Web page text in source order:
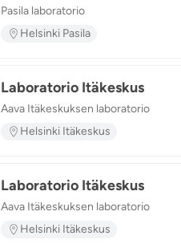
Pasila laboratorio
Helsinki Pasila
Laboratorio Itäkeskus
Aava Itäkeskuksen laboratorio
Helsinki Itäkeskus
Laboratorio Itäkeskus
Aava Itäkeskuksen laboratorio
Helsinki Itäkeskus